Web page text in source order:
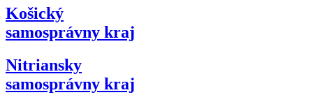
Košický
samosprávny kraj
Nitriansky
samosprávny kraj